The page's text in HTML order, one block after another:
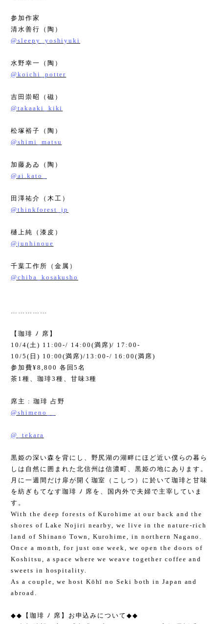
参加作家
清水善行（陶）
@sleepy_yoshiyuki
水野幸一（陶）
@koichi_potter
吉田崇昭（磁）
@takaaki_kiki
松塚裕子（陶）
@shimi_matsu
加藤あゐ（陶）
@ai.kato_
田澤祐介（木工）
@thinkforest_jp
樋上純（漆皮）
@junhinoue
千葉工作所（金属）
@chiba_kosakusho
……………
【珈琲 ﾉ 席】
10/4(土) 11:00-/ 14:00(満席)/ 17:00-
10/5( 日 ) 10:00(満席)/13:00-/ 16:00(満席)
参加費¥8,800 各回5名
茶 1種、珈琲3 種、甘味3種
席主 : 珈琲 占野
@shimeno__
@_tekara
黒姫の深い森を背にし、野尻湖の湖畔にほど近い僕らの暮ら
しは自然に囲まれた北信州は信濃町、黒姫の地にあります。
月に一週間だけ扉が開く珈室（こしつ）に於いて珈琲と甘味
を紡ぎもてなす珈琲 ﾉ 席を、国内外で夫婦で主宰していま
す。
With the deep forests of Kurohime at our back and the
shores of Lake Nojiri nearby, we live in the nature-rich
land of Shinano Town, Kurohime, in northern Nagano.
Once a month, for just one week, we open the doors of
Koshitsu, a space where we weave together coffee and
sweets in hospitality.
As a couple, we host Kōhī no Seki both in Japan and
abroad.
◆◆ 【珈琲 ﾉ 席】お申込みについて ◆◆